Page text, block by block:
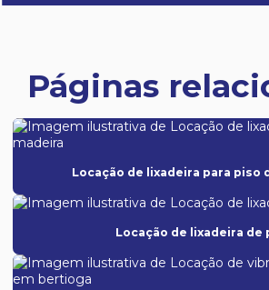
Páginas
Locação de lixadeira para piso
Locação de lixadeira de